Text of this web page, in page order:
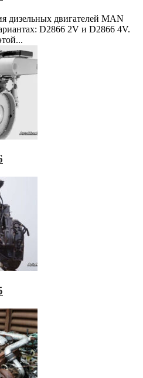
дизельных двигателей MAN
D2866 2V и D2866 4V.